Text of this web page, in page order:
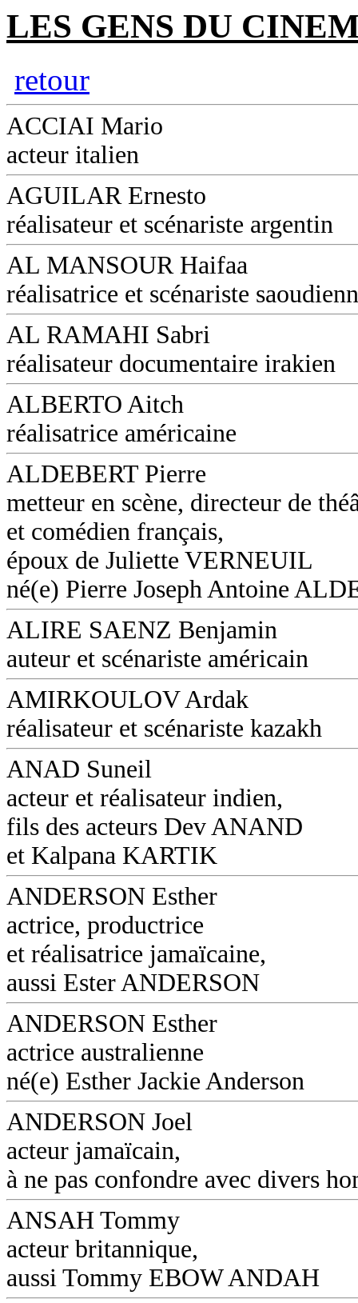
LES GENS DU
retour
ACCIAI Mario
acteur italien
AGUILAR Ernesto
réalisateur et scénariste argentin
AL MANSOUR Haifaa
réalisatrice et scénariste
AL RAMAHI Sabri
réalisateur documentaire irakien
ALBERTO Aitch
réalisatrice américaine
ALDEBERT Pierre
metteur en scène, directeur de
et comédien français,
époux de Juliette VERNEUIL
né(e) Pierre Joseph Antoine
ALIRE SAENZ Benjamin
auteur et scénariste américain
AMIRKOULOV Ardak
réalisateur et scénariste kazakh
ANAD Suneil
acteur et réalisateur indien,
fils des acteurs Dev ANAND
et Kalpana KARTIK
ANDERSON Esther
actrice, productrice
et réalisatrice jamaïcaine,
aussi Ester ANDERSON
ANDERSON Esther
actrice australienne
né(e) Esther Jackie Anderson
ANDERSON Joel
acteur jamaïcain,
à ne pas confondre avec divers
ANSAH Tommy
acteur britannique,
aussi Tommy EBOW ANDAH